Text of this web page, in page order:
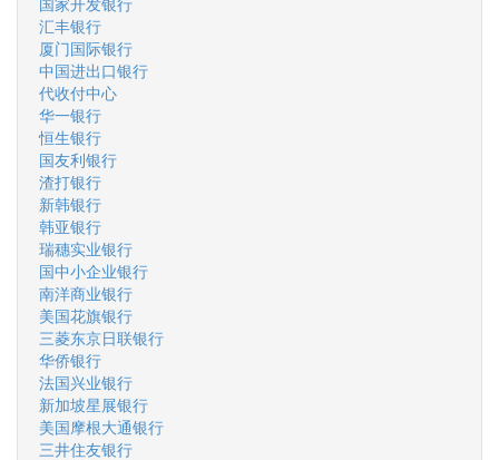
汇丰银行
厦门国际银行
中国进出口银行
代收付中心
华一银行
恒生银行
国友利银行
渣打银行
新韩银行
韩亚银行
瑞穗实业银行
国中小企业银行
南洋商业银行
美国花旗银行
三菱东京日联银行
华侨银行
法国兴业银行
新加坡星展银行
美国摩根大通银行
三井住友银行